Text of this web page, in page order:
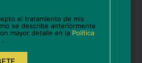
el tratamiento de mis
se describe anteriormente
mayor detalle en la Política
.